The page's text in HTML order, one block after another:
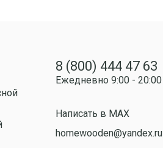
8 (800) 444 47 63
Ежедневно 9:00 - 20:00
Написать в MAX
homewooden@yandex.ru